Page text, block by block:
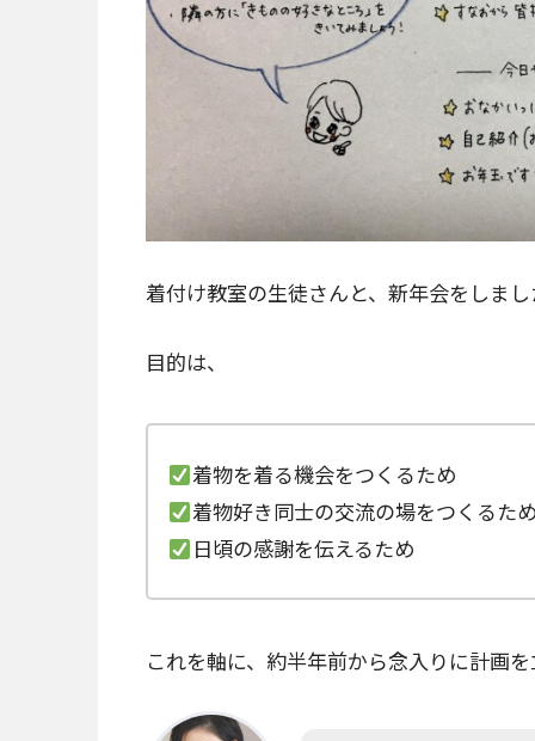
着付け教室の生徒さんと、新年会をしま
目的は、
着物を着る機会をつくるため
着物好き同士の交流の場をつくるた
日頃の感謝を伝えるため
これを軸に、約半年前から念入りに計画